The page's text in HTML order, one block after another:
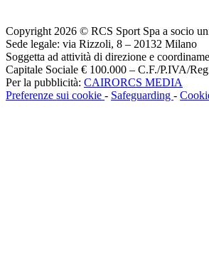
Copyright 2026 © RCS Sport Spa a socio
Sede legale: via Rizzoli, 8 – 20132 Milano
Soggetta ad attività di direzione e
Capitale Sociale € 100.000 – C.F./P.IVA/
Per la pubblicità: CAIRORCS MEDIA
Preferenze sui cookie - Safeguarding -